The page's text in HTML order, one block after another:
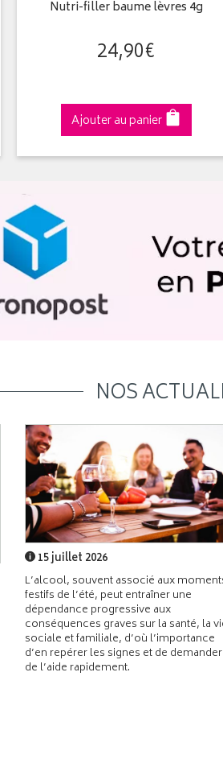
Nutri-filler baume lèvres 4g
24,90€
Ajouter au panier
NOS
15 juillet 2026
L’alcool, souvent associé aux
festifs de l’été, peut entraîner une
dépendance progressive aux
conséquences graves sur la santé, la
sociale et familiale, d’où l’importance
d’en repérer les signes et de demander
de l’aide rapidement.